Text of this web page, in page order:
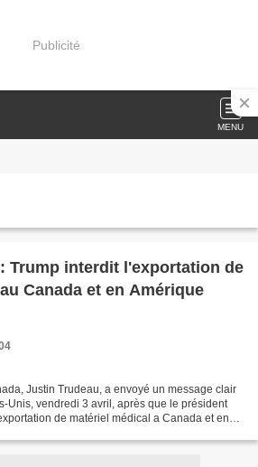
Publicité
MENU
Trump interdit l'exportation de
Canada et en Amérique
Justin Trudeau, a envoyé un message clair
Unis, vendredi 3 avril, après que le président
de matériel médical a Canada et en